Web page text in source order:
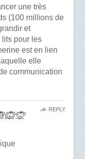
une très
(100 millions de
et
lits pour les
est en lien
elle
communication
REPLY